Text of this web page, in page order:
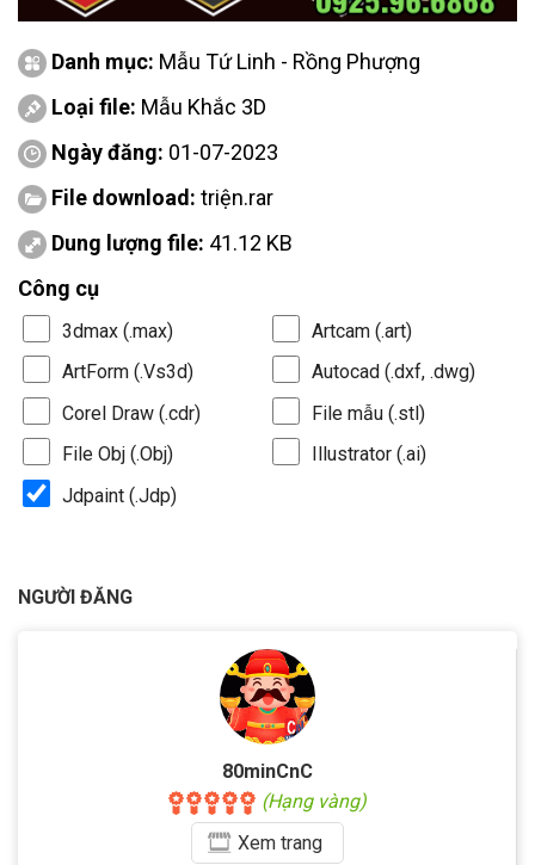
Danh mục: Mẫu Tứ Linh - Rồng Phượng
Loại file: Mẫu Khắc 3D
Ngày đăng: 01-07-2023
File download: triện.rar
Dung lượng file: 41.12 KB
Công cụ
3dmax (.max)
Artcam (.art)
ArtForm (.Vs3d)
Autocad (.dxf, .dwg)
Corel Draw (.cdr)
File mẫu (.stl)
File Obj (.Obj)
Illustrator (.ai)
Jdpaint (.Jdp)
NGƯỜI ĐĂNG
80minCnC
(Hạng vàng)
Xemtrang